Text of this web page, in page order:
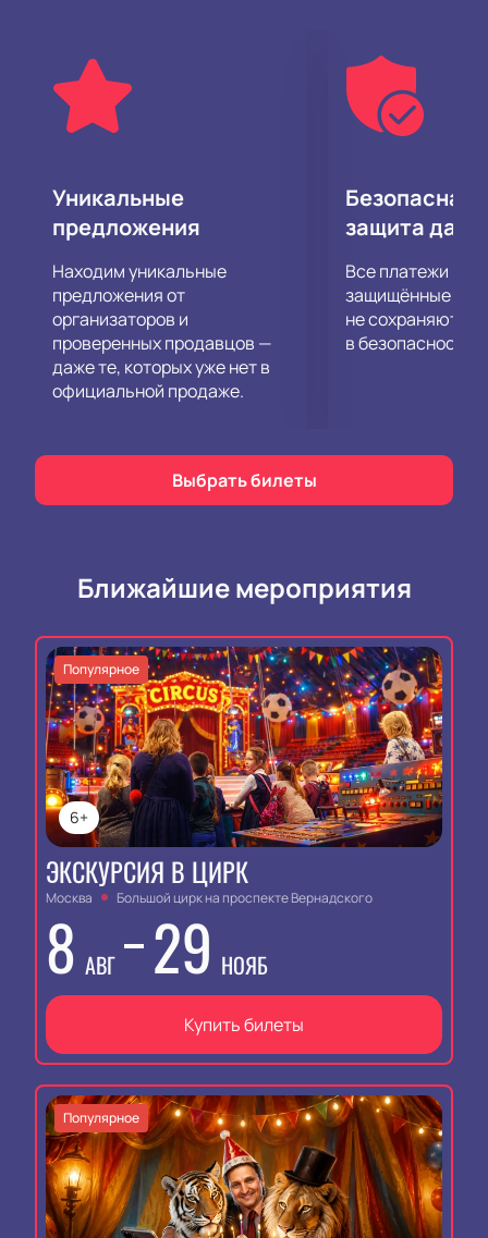
Уникальные
предложения
Находим уникальные
предложения от
организаторов и
проверенных продавцов —
даже те, которых уже нет в
официальной продаже.
Безопасная
защита
Все платежи
защищённые
не сохраняются
в безопасности.
Выбрать билеты
Ближайшие мероприятия
6+
Популярное
ЭКСКУРСИЯ В ЦИРК
Москва Большой цирк на проспекте Вернадского
8 АВГ 29 НОЯБ
Купить билеты
Популярное